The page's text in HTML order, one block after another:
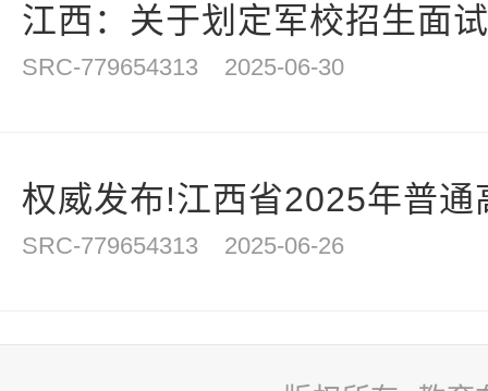
江西：关于划定军校招生面
SRC-779654313 2025-06-30
权威发布!江西省2025年普通
SRC-779654313 2025-06-26